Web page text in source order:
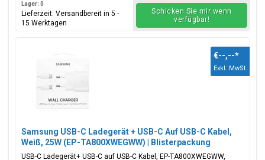
Lager: 0
Lieferzeit: Versandbereit in 5 -
15 Werktagen
Schicken Sie mir wenn
verfügbar!
Samsung USB-C Ladegerät + USB-C Auf USB-C Kabel,
Weiß, 25W (EP-TA800XWEGWW) | Blisterpackung
USB-C Ladegerät+ USB-C auf USB-C Kabel, EP-TA800XWEGWW,
€--,--*
Exkl. MwSt.